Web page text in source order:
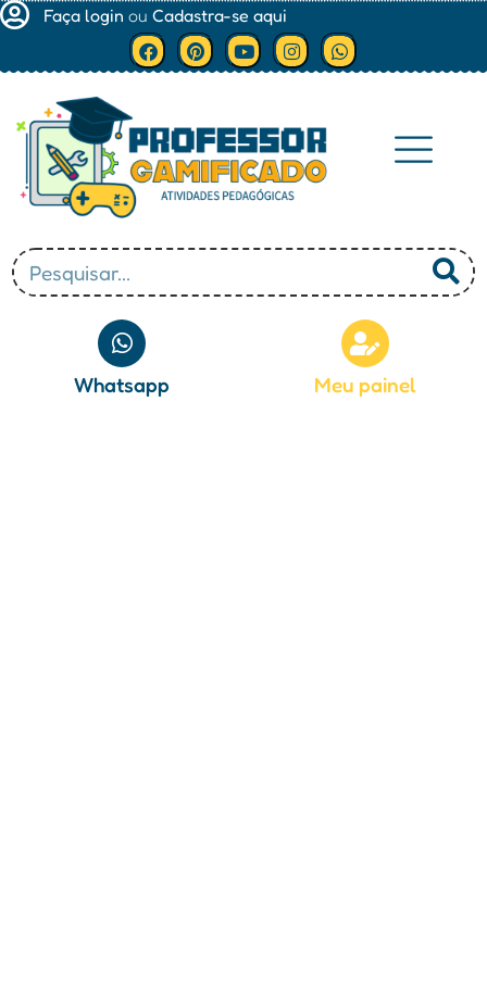
Faça login ou Cadastra-se aqui
Whatsapp Meu painel